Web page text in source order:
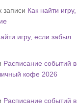
записи Как найти игру,
игру, если забыл
Расписание событий в
кофе 2026
Расписание событий в